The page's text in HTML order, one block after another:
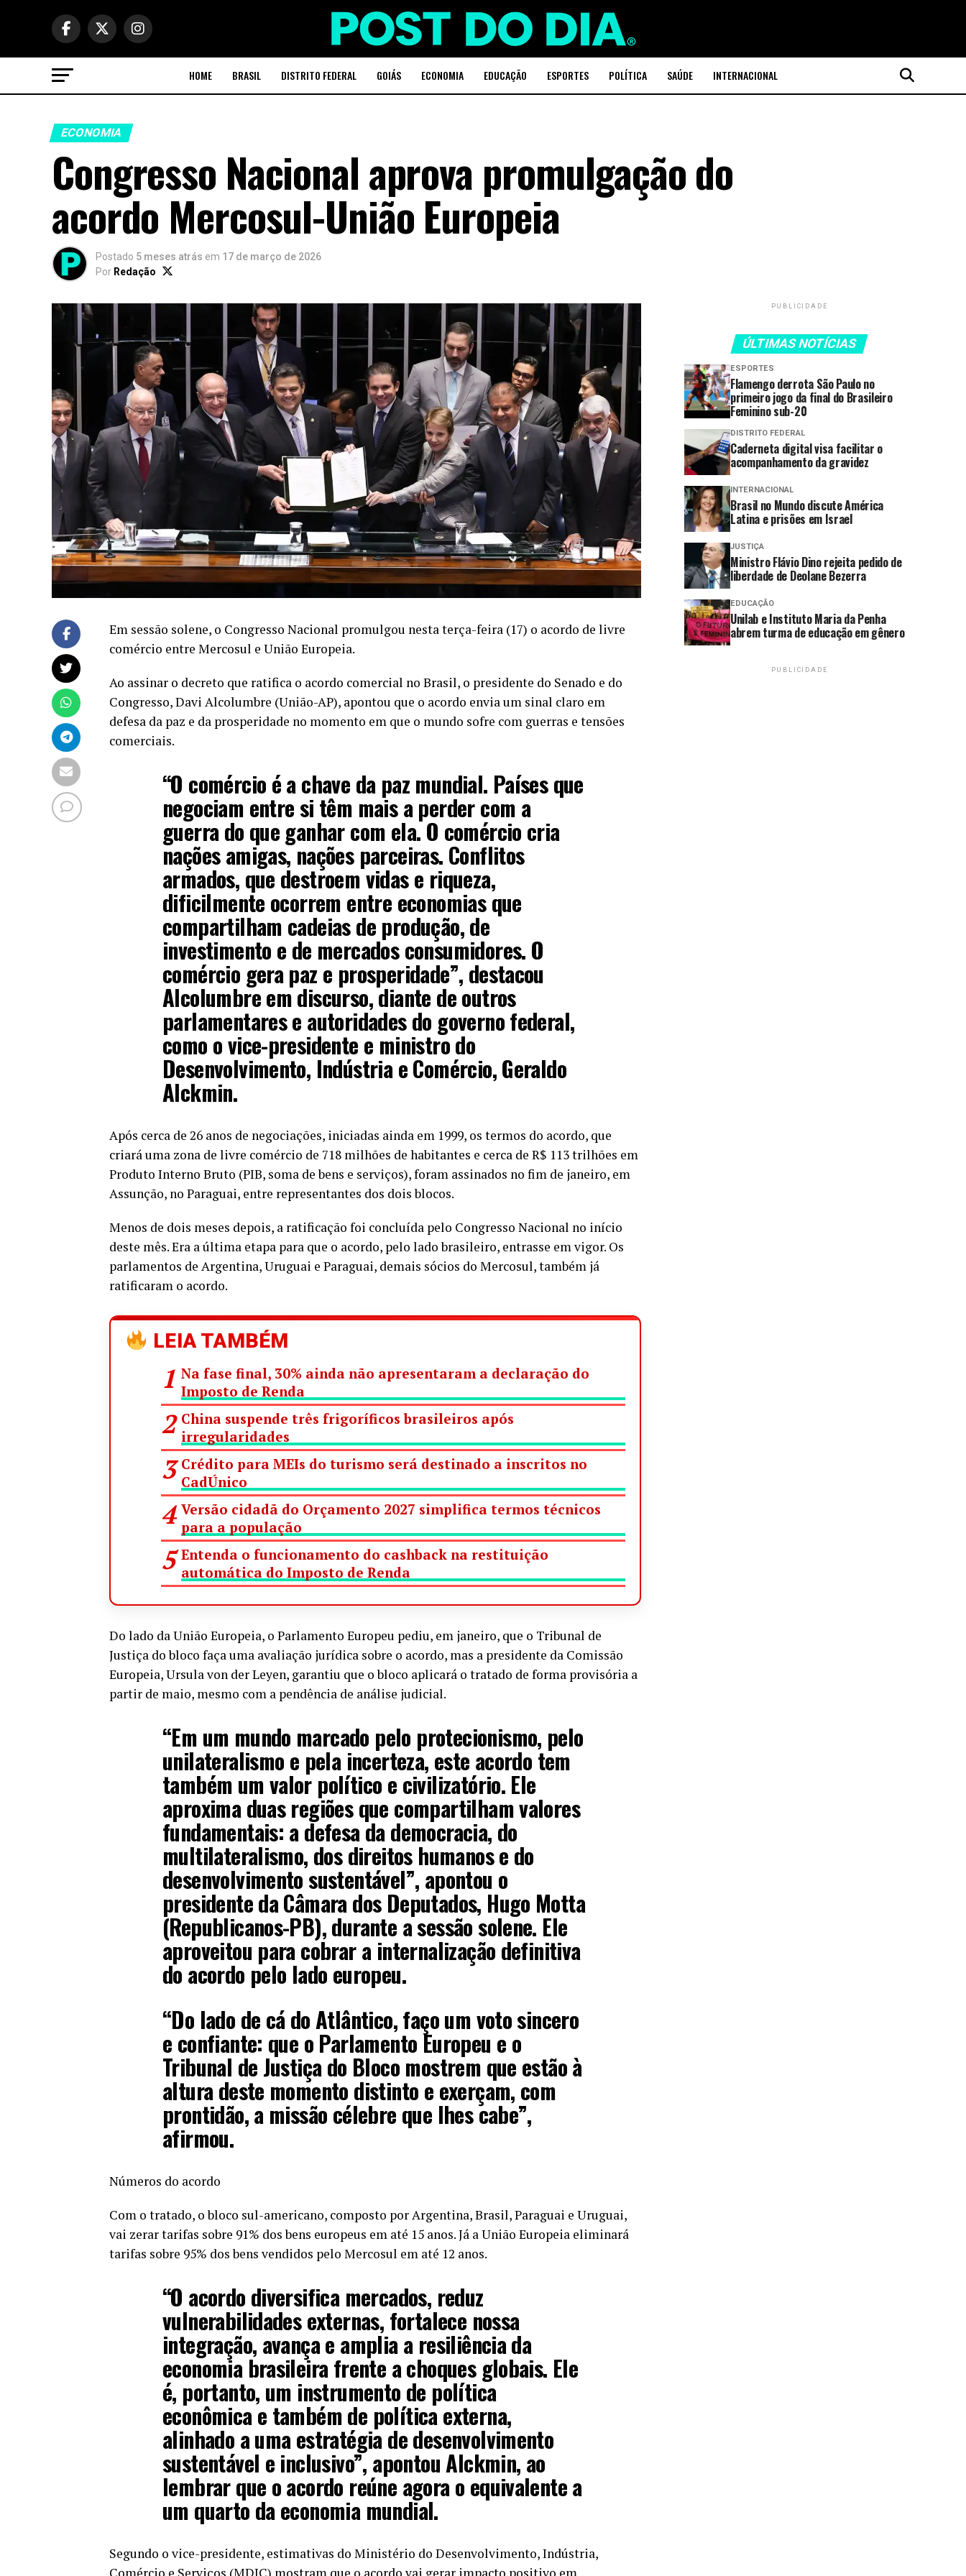
HOME BRASIL DISTRITO FEDERAL GOIÁS ECONOMIA EDUCAÇÃO ESPORTES POLÍTICA SAÚDE INTERNACIONAL
ECONOMIA
Congresso Nacional aprova promulgação do
acordo Mercosul-União Europeia
Postado 5 meses atrás em 17 de março de 2026
Por Redação
Em sessão solene, o Congresso Nacional promulgou nesta terça-feira (17) o acordo de livre
comércio entre Mercosul e União Europeia.
Ao assinar o decreto que ratifica o acordo comercial no Brasil, o presidente do Senado e do
Congresso, Davi Alcolumbre (União-AP), apontou que o acordo envia um sinal claro em
defesa da paz e da prosperidade no momento em que o mundo sofre com guerras e tensões
comerciais.
“O comércio é a chave da paz mundial. Países que
negociam entre si têm mais a perder com a
guerra do que ganhar com ela. O comércio cria
nações amigas, nações parceiras. Conflitos
armados, que destroem vidas e riqueza,
dificilmente ocorrem entre economias que
compartilham cadeias de produção, de
investimento e de mercados consumidores. O
comércio gera paz e prosperidade”, destacou
Alcolumbre em discurso, diante de outros
parlamentares e autoridades do governo federal,
como o vice-presidente e ministro do
Desenvolvimento, Indústria e Comércio, Geraldo
Alckmin.
Após cerca de 26 anos de negociações, iniciadas ainda em 1999, os termos do acordo, que
criará uma zona de livre comércio de 718 milhões de habitantes e cerca de R$ 113 trilhões em
Produto Interno Bruto (PIB, soma de bens e serviços), foram assinados no fim de janeiro, em
Assunção, no Paraguai, entre representantes dos dois blocos.
Menos de dois meses depois, a ratificação foi concluída pelo Congresso Nacional no início
deste mês. Era a última etapa para que o acordo, pelo lado brasileiro, entrasse em vigor. Os
parlamentos de Argentina, Uruguai e Paraguai, demais sócios do Mercosul, também já
ratificaram o acordo.
LEIA TAMBÉM
Na fase final, 30% ainda não apresentaram a declaração do
Imposto de Renda
China suspende três frigoríficos brasileiros após
irregularidades
Crédito para MEIs do turismo será destinado a inscritos no
CadÚnico
Versão cidadã do Orçamento 2027 simplifica termos técnicos
para a população
Entenda o funcionamento do cashback na restituição
automática do Imposto de Renda
Do lado da União Europeia, o Parlamento Europeu pediu, em janeiro, que o Tribunal de
Justiça do bloco faça uma avaliação jurídica sobre o acordo, mas a presidente da Comissão
Europeia, Ursula von der Leyen, garantiu que o bloco aplicará o tratado de forma provisória a
partir de maio, mesmo com a pendência de análise judicial.
“Em um mundo marcado pelo protecionismo, pelo
unilateralismo e pela incerteza, este acordo tem
também um valor político e civilizatório. Ele
aproxima duas regiões que compartilham valores
fundamentais: a defesa da democracia, do
multilateralismo, dos direitos humanos e do
desenvolvimento sustentável”, apontou o
presidente da Câmara dos Deputados, Hugo Motta
(Republicanos-PB), durante a sessão solene. Ele
aproveitou para cobrar a internalização definitiva
do acordo pelo lado europeu.
“Do lado de cá do Atlântico, faço um voto sincero
e confiante: que o Parlamento Europeu e o
Tribunal de Justiça do Bloco mostrem que estão à
altura deste momento distinto e exerçam, com
prontidão, a missão célebre que lhes cabe”,
afirmou.
Números do acordo
Com o tratado, o bloco sul-americano, composto por Argentina, Brasil, Paraguai e Uruguai,
vai zerar tarifas sobre 91% dos bens europeus em até 15 anos. Já a União Europeia eliminará
tarifas sobre 95% dos bens vendidos pelo Mercosul em até 12 anos.
“O acordo diversifica mercados, reduz
vulnerabilidades externas, fortalece nossa
integração, avança e amplia a resiliência da
economia brasileira frente a choques globais. Ele
é, portanto, um instrumento de política
econômica e também de política externa,
alinhado a uma estratégia de desenvolvimento
sustentável e inclusivo”, apontou Alckmin, ao
lembrar que o acordo reúne agora o equivalente a
um quarto da economia mundial.
Segundo o vice-presidente, estimativas do Ministério do Desenvolvimento, Indústria,
PUBLICIDADE
ÚLTIMAS NOTÍCIAS
ESPORTES
Flamengo derrota São Paulo no
primeiro jogo da final do Brasileiro
Feminino sub-20
DISTRITO FEDERAL
Caderneta digital visa facilitar o
acompanhamento da gravidez
INTERNACIONAL
Brasil no Mundo discute América
Latina e prisões em Israel
JUSTIÇA
Ministro Flávio Dino rejeita pedido de
liberdade de Deolane Bezerra
EDUCAÇÃO
Unilab e Instituto Maria da Penha
abrem turma de educação em gênero
PUBLICIDADE